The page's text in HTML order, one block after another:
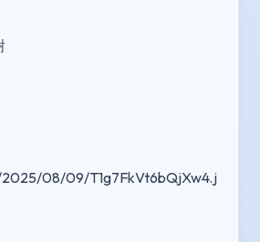
08/09/T1g7FkVt6bQjXw4.j